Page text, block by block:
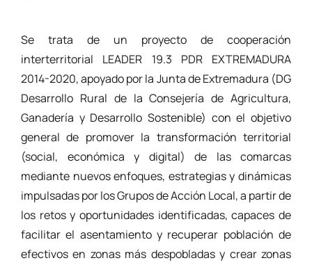
Se trata de un proyecto de cooperación
interterritorial LEADER 19.3 PDR EXTREMADURA
2014-2020, apoyado por la Junta de Extremadura (DG
Desarrollo Rural de la Consejería de Agricultura,
Ganadería y Desarrollo Sostenible) con el objetivo
general de promover la transformación territorial
(social, económica y digital) de las comarcas
mediante nuevos enfoques, estrategias y dinámicas
impulsadas por los Grupos de Acción Local, a partir de
los retos y oportunidades identificadas, capaces de
facilitar el asentamiento y recuperar población de
efectivos en zonas más despobladas y crear zonas